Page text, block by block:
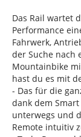
Das Rail wartet
Performance
Fahrwerk,
der Suche nach
Mountainbike
hast du es mit
- Das für die
dank dem
unterwegs und
Remote intuitiv